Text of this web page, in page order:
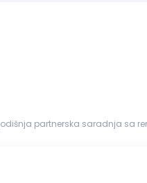
partnerska saradnja sa